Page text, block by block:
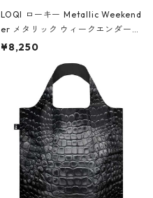
LOQI ローキー Metallic Weekend
er メタリック ウィークエンダー
ボストンバッグ ショルダーバッグ
Black ジャン=ミッシェル・バスキ
ア/クラウン ブラック
¥8,250